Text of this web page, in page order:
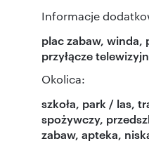
Informacje
plac zabaw, winda,
przyłącze
Okolica:
szkoła, park / las,
spożywczy,
zabaw, apteka,